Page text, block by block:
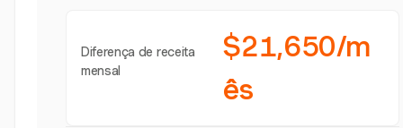
Diferença de receita
mensal
$21,650/m
ês